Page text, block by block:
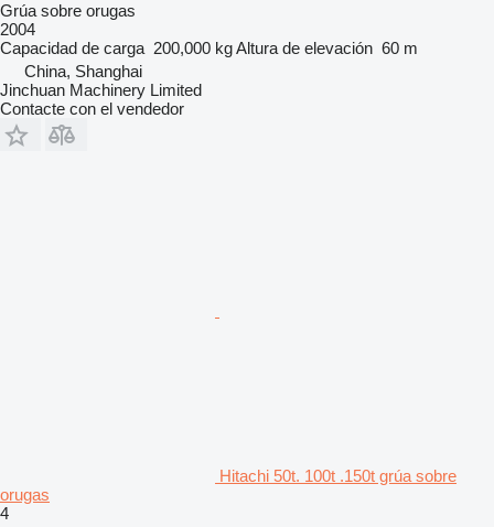
Grúa sobre orugas
2004
Capacidad de carga 200,000 kgAltura de elevación 60 m
China, Shanghai
Jinchuan Machinery Limited
Contacte con el vendedor
Hitachi 50t. 100t .150t grúa sobre
orugas
4